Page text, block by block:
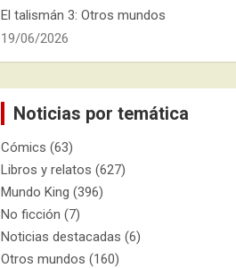
El talismán 3: Otros mundos
19/06/2026
Noticias por temática
Cómics (63)
Libros y relatos (627)
Mundo King (396)
No ficción (7)
Noticias destacadas (6)
Otros mundos (160)